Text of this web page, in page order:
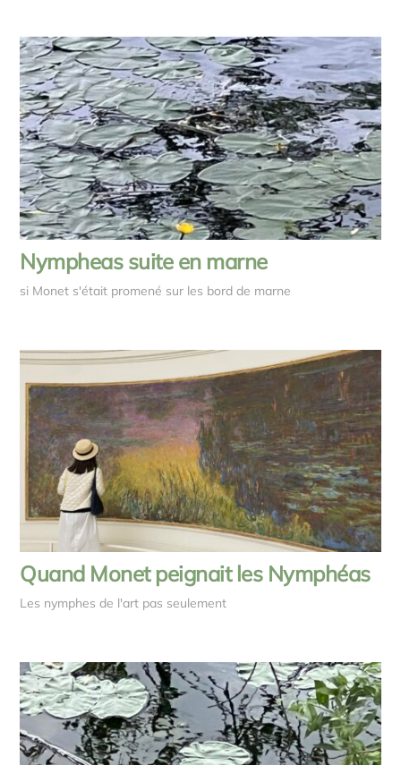
Nympheas suite en marne
si Monet s'était promené sur les bord de marne
Quand Monet peignait les Nymphéas
Les nymphes de l'art pas seulement